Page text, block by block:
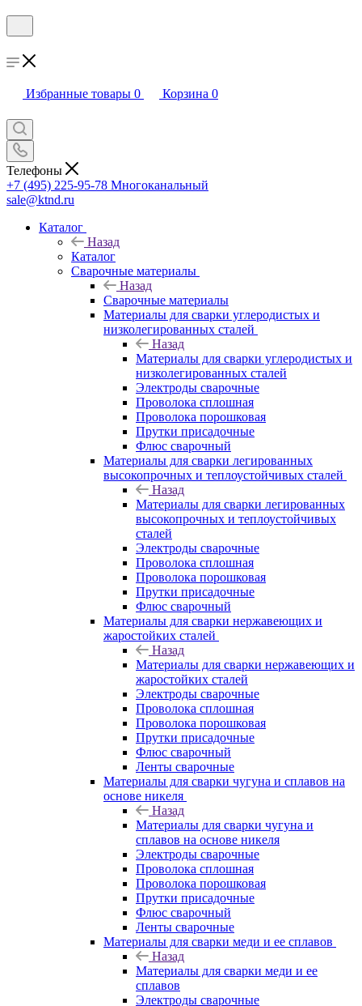
Избранные товары 0 Корзина 0
Телефоны
+7 (495) 225-95-78 Многоканальный
sale@ktnd.ru
Каталог
Назад
Каталог
Сварочные материалы
Назад
Сварочные материалы
Материалы для сварки углеродистых и
низколегированных сталей
Назад
Материалы для сварки углеродистых и
низколегированных сталей
Электроды сварочные
Проволока сплошная
Проволока порошковая
Прутки присадочные
Флюс сварочный
Материалы для сварки легированных
высокопрочных и теплоустойчивых сталей
Назад
Материалы для сварки легированных
высокопрочных и теплоустойчивых
сталей
Электроды сварочные
Проволока сплошная
Проволока порошковая
Прутки присадочные
Флюс сварочный
Материалы для сварки нержавеющих и
жаростойких сталей
Назад
Материалы для сварки нержавеющих и
жаростойких сталей
Электроды сварочные
Проволока сплошная
Проволока порошковая
Прутки присадочные
Флюс сварочный
Ленты сварочные
Материалы для сварки чугуна и сплавов на
основе никеля
Назад
Материалы для сварки чугуна и
сплавов на основе никеля
Электроды сварочные
Проволока сплошная
Проволока порошковая
Прутки присадочные
Флюс сварочный
Ленты сварочные
Материалы для сварки меди и ее сплавов
Назад
Материалы для сварки меди и ее
сплавов
Электроды сварочные